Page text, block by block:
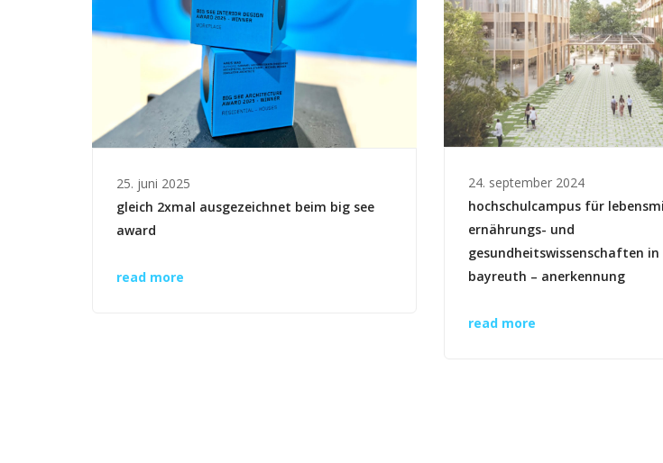
25. juni 2025
gleich 2xmal ausgezeichnet beim big see
award
read more
24. september 2024
hochschulcampus für
ernährungs- und
gesundheitswissenschaften
bayreuth – anerkennung
read more